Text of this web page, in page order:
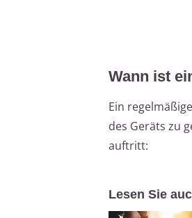
Wann ist
Ein
des Geräts zu
auftritt:
Lesen Sie